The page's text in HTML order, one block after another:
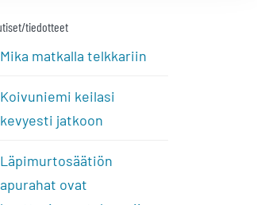
tiedotteet
Mika matkalla telkkariin
Koivuniemi keilasi
kevyesti jatkoon
Läpimurtosäätiön
apurahat ovat